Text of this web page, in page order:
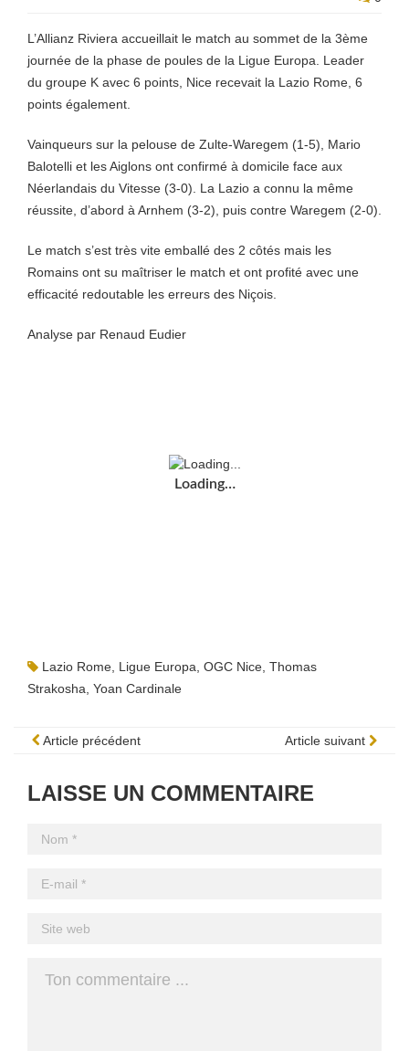
L’Allianz Riviera accueillait le match au sommet de la 3ème
journée de la phase de poules de la Ligue Europa. Leader
du groupe K avec 6 points, Nice recevait la Lazio Rome, 6
points également.
Vainqueurs sur la pelouse de Zulte-Waregem (1-5), Mario
Balotelli et les Aiglons ont confirmé à domicile face aux
Néerlandais du Vitesse (3-0). La Lazio a connu la même
réussite, d’abord à Arnhem (3-2), puis contre Waregem (2-0).
Le match s’est très vite emballé des 2 côtés mais les
Romains ont su maîtriser le match et ont profité avec une
efficacité redoutable les erreurs des Niçois.
Analyse par Renaud Eudier
Loading…
Lazio Rome Ligue Europa OGC Nice Thomas
Strakosha Yoan Cardinale
Article précédent Article suivant
LAISSE UN COMMENTAIRE